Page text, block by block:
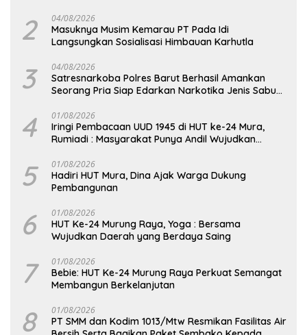
2 04/08/2026
Masuknya Musim Kemarau PT Pada Idi
Langsungkan Sosialisasi Himbauan Karhutla
3 04/08/2026
Satresnarkoba Polres Barut Berhasil Amankan
Seorang Pria Siap Edarkan Narkotika Jenis Sabu
4 01/08/2026
Iringi Pembacaan UUD 1945 di HUT ke-24 Mura,
Rumiadi : Masyarakat Punya Andil Wujudkan
5 01/08/2026
Hadiri HUT Mura, Dina Ajak Warga Dukung
Pembangunan
6 01/08/2026
HUT Ke-24 Murung Raya, Yoga : Bersama
Wujudkan Daerah yang Berdaya Saing
7 01/08/2026
Bebie: HUT Ke-24 Murung Raya Perkuat Semangat
Membangun Berkelanjutan
8 01/08/2026
PT SMM dan Kodim 1013/Mtw Resmikan Fasilitas Air